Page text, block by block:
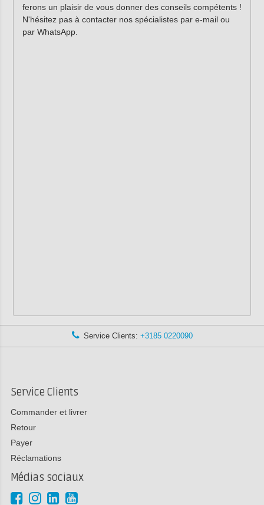
ferons un plaisir de vous donner des conseils compétents !
N'hésitez pas à contacter nos spécialistes par e-mail ou
par WhatsApp.
Service Clients: +3185 0220090
Service Clients
Commander et livrer
Retour
Payer
Réclamations
Médias sociaux